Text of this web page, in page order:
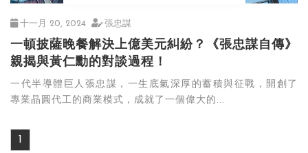
十一月 20, 2024 張忠謀
一頓披薩晚餐解決上億美元糾紛？《張忠謀自傳》
親揭與黃仁勳的對談過程！
一代半導體巨人張忠謀，一生底氣深厚的蓄積與征戰，開創了
專業晶圓代工的商業模式，成就了一個偉大的...
1